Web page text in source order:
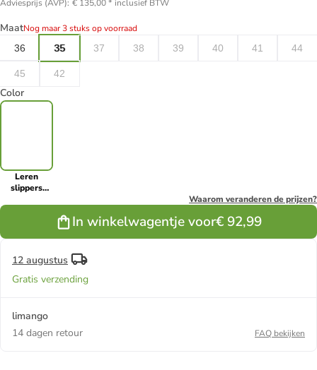
Adviesprijs (AVP): € 135,00* inclusief BTW
MaatNog maar 3 stuks op voorraad
36
35 37 38 39 40 41 44
45 42
Color
Leren
slippers
Waarom veranderen de prijzen?
In winkelwagentje voor€ 92,99
12 augustus
Gratis verzending
limango
14 dagen retour
FAQ bekijken